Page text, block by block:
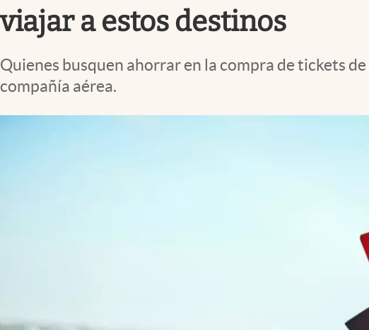
Tv
Espiritualidad
viajar a estos destinos
Quienes busquen ahorrar en la compra de tickets
compañía aérea.